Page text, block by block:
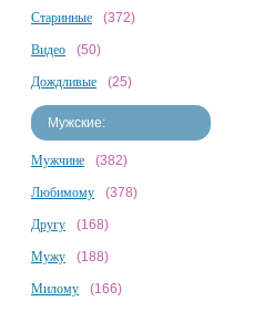
Старинные (372)
Видео (50)
Дождливые (25)
Мужские:
Мужчине (382)
Любимому (378)
Другу (168)
Мужу (188)
Милому (166)